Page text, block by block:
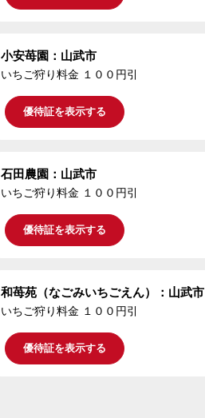
小安苺園：山武市
いちご狩り料金 １００円引
優待証を表示する
石田農園：山武市
いちご狩り料金 １００円引
優待証を表示する
和苺苑（なごみいちごえん）：山武市
いちご狩り料金 １００円引
優待証を表示する